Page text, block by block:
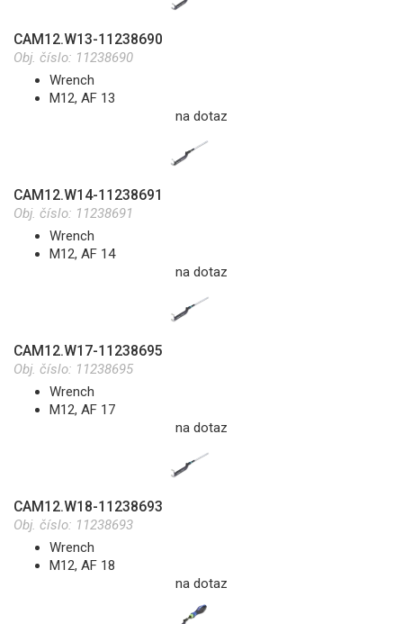
CAM12.W13-11238690
Obj. číslo: 11238690
Wrench
M12, AF 13
na dotaz
CAM12.W14-11238691
Obj. číslo: 11238691
Wrench
M12, AF 14
na dotaz
CAM12.W17-11238695
Obj. číslo: 11238695
Wrench
M12, AF 17
na dotaz
CAM12.W18-11238693
Obj. číslo: 11238693
Wrench
M12, AF 18
na dotaz